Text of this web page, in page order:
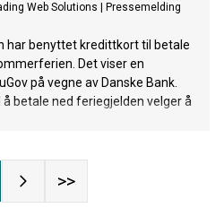
Web Solutions Pressemelding
har benyttet kredittkort til betale
Det viser en
på vegne av Danske Bank.
betale ned feriegjelden velger å
>>